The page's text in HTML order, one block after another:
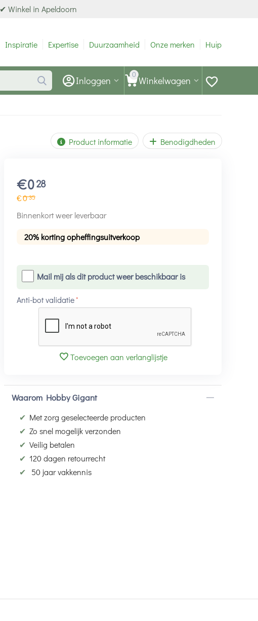
✔ Winkel in Apeldoorn
Inspiratie Expertise Duurzaamheid Onze merken Hulp
0 Winkelwagen
Inloggen
Product informatie Benodigdheden
€0 28
€035
Binnenkort weer leverbaar
20% korting opheffingsuitverkoop
Mail mij als dit product weer beschikbaar is
Anti-bot validatie
Toevoegen aan verlanglijstje
Waarom Hobby Gigant
✔ Met zorg geselecteerde producten
✔ Zo snel mogelijk verzonden
✔ Veilig betalen
✔ 120 dagen retourrecht
✔
50 jaar vakkennis